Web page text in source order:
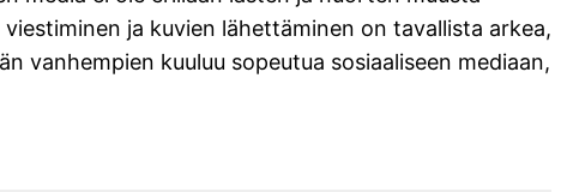
ja kuvien lähettäminen on tavallista arkea,
vanhempien kuuluu sopeutua sosiaaliseen mediaan,